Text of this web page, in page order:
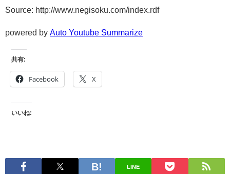
Source: http://www.negisoku.com/index.rdf
powered by Auto Youtube Summarize
共有:
Facebook X
いいね:
LINE